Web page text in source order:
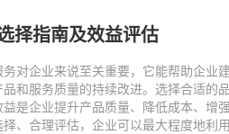
择指南及效益评估
对企业来说至关重要，它能帮助企业
和服务质量的持续改进。选择合适的
是企业提升产品质量、降低成本、增
、合理评估，企业可以最大程度地利